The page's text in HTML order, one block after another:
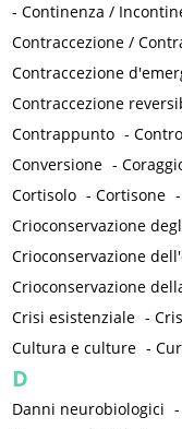
-Continenza /
Contraccezione /
Contraccezione
Contraccezione
Contrappunto -
Conversione -
Cortisolo -Cortisone
Crioconservazione
Crioconservazione
Crioconservazione
Crisi esistenziale -
Cultura e culture -
D
Danni neurobiologici -